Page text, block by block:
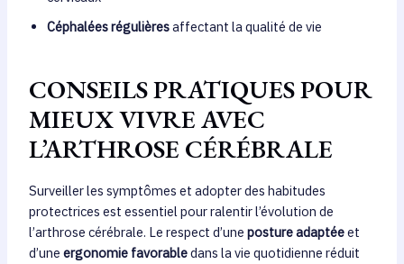
Céphalées régulièresaffectant la qualité de vie
CONSEILS PRATIQUES POUR
MIEUX VIVRE AVEC
L’ARTHROSE CÉRÉBRALE
Surveiller les symptômes et adopter des habitudes
protectrices est essentiel pour ralentir l’évolution de
l’arthrose cérébrale. Le respect d’une posture adaptéeet
d’une ergonomie favorabledans la vie quotidienne réduit